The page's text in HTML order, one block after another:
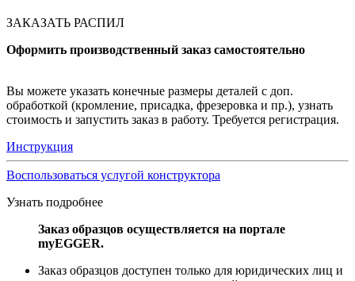
ЗАКАЗАТЬ РАСПИЛ
Оформить производственный заказ самостоятельно
Вы можете указать конечные размеры деталей с доп.
обработкой (кромление, присадка, фрезеровка и пр.), узнать
стоимость и запустить заказ в работу. Требуется регистрация.
Инструкция
Воспользоваться услугой конструктора
Узнать подробнее
Заказ образцов осуществляется на портале
myEGGER.
Заказ образцов доступен только для юридических лиц и